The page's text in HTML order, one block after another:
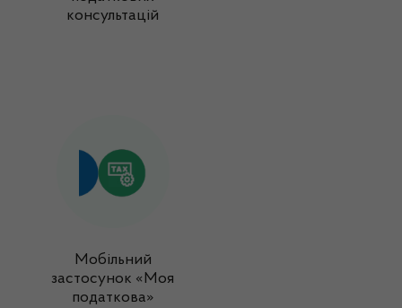
консультацій
Мобільний
застосунок «Моя
податкова»